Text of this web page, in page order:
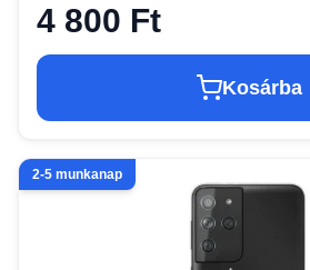
4 800 Ft
Kosárba
2-5 munkanap